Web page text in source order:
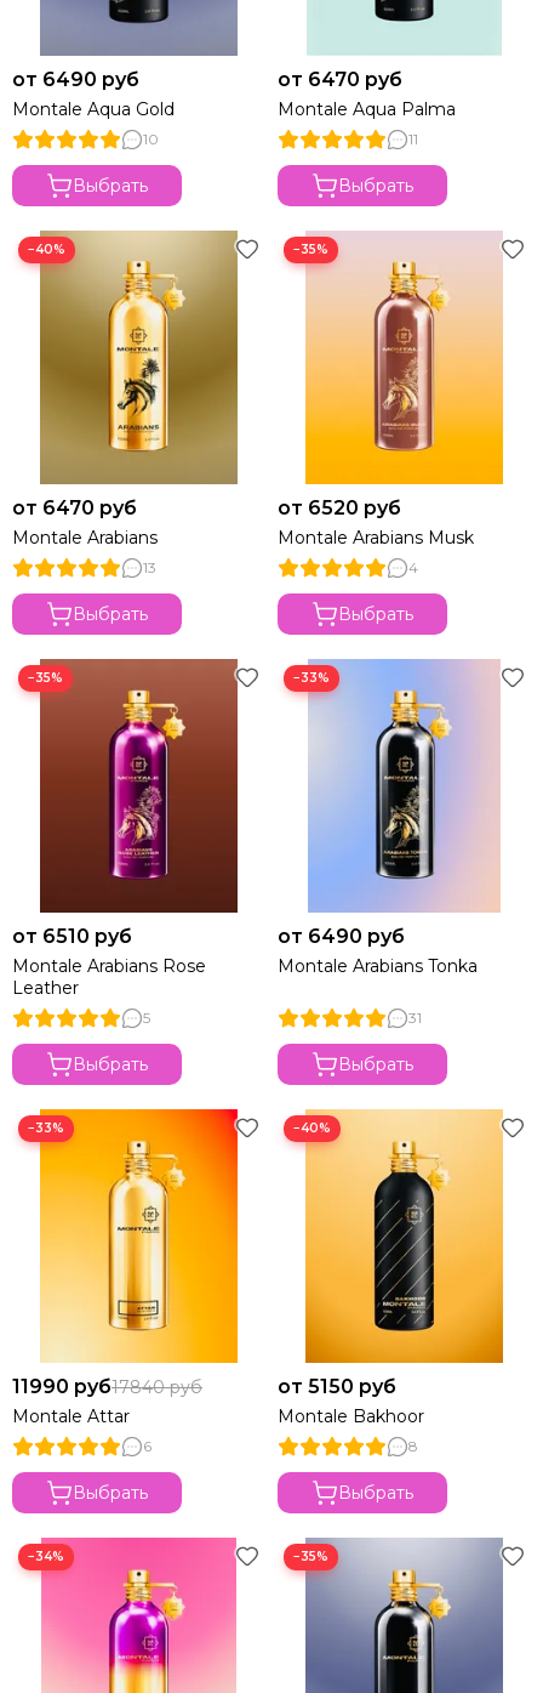
от 6490 руб
Montale Aqua Gold
10
Выбрать
от 6470 руб
Montale Aqua Palma
11
Выбрать
−40%
от 6470 руб
Montale Arabians
13
Выбрать
−35%
от 6520 руб
Montale Arabians Musk
4
Выбрать
−35%
от 6510 руб
Montale Arabians Rose
Leather
5
Выбрать
−33%
от 6490 руб
Montale Arabians Tonka
31
Выбрать
−33%
11990 руб17840 руб
Montale Attar
6
Выбрать
−40%
от 5150 руб
Montale Bakhoor
8
Выбрать
−34% −35%